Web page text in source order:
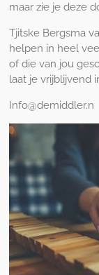
maar zie je deze
Tjitske Bergsma
helpen in heel
of die van jou
laat je vrijblijvend
Info@demiddler.n